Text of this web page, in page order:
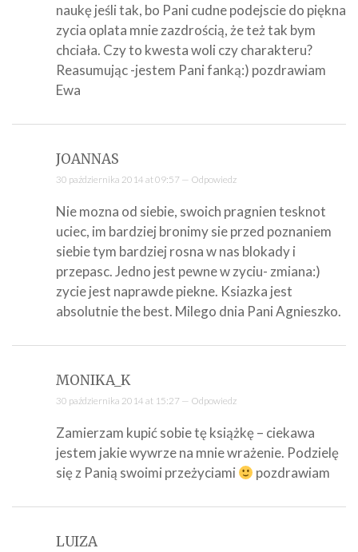
naukę jeśli tak, bo Pani cudne podejscie do piękna
zycia oplata mnie zazdrością, że też tak bym
chciała. Czy to kwesta woli czy charakteru?
Reasumując -jestem Pani fanką:) pozdrawiam
Ewa
JOANNAS
30 października 2014 at 09:57 — Odpowiedz
Nie mozna od siebie, swoich pragnien tesknot
uciec, im bardziej bronimy sie przed poznaniem
siebie tym bardziej rosna w nas blokady i
przepasc. Jedno jest pewne w zyciu- zmiana:)
zycie jest naprawde piekne. Ksiazka jest
absolutnie the best. Milego dnia Pani Agnieszko.
MONIKA_K
30 października 2014 at 15:27 — Odpowiedz
Zamierzam kupić sobie tę książkę – ciekawa
jestem jakie wywrze na mnie wrażenie. Podzielę
się z Panią swoimi przeżyciami
pozdrawiam
LUIZA